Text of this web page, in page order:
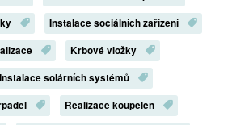
Instalace sociálních zařízení
Krbové vložky
Instalace solárních systémů
Realizace koupelen